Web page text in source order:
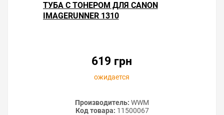
ТУБА С ТОНЕРОМ ДЛЯ CANON
IMAGERUNNER 1310
619 грн
ожидается
Производитель: WWM
Код товара: 11500067